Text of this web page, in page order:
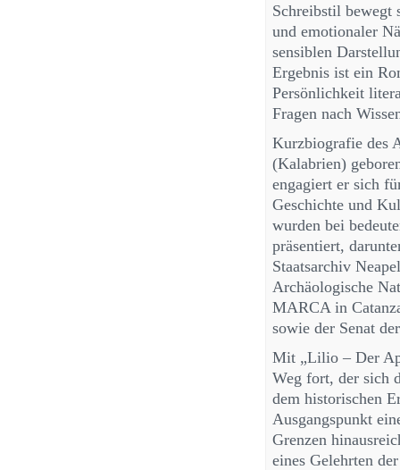
Schreibstil bewegt
und emotionaler
sensiblen
Ergebnis ist ein
Persönlichkeit
Fragen nach
Kurzbiografie des
(Kalabrien)
engagiert er sich
Geschichte und
wurden bei
präsentiert,
Staatsarchiv
Archäologische
MARCA in
sowie der Senat
Mit „Lilio – Der
Weg fort, der sich
dem historischen
Ausgangspunkt
Grenzen
eines Gelehrten